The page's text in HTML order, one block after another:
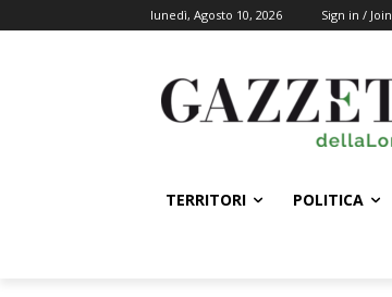
lunedì, Agosto 10, 2026 Sign in / Join
TERRITORI POLITICA